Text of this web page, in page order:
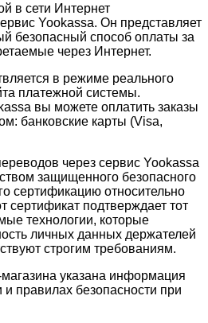
в сети Интернет
Yookassa. Он представляет
безопасный способ оплаты за
через Интернет.
в режиме реального
платежной системы.
вы можете оплатить заказы
банковские карты (Visa,
через сервис Yookassa
защищенного безопасного
сертификацию относительно
сертификат подтверждает тот
технологии, которые
личных данных держателей
строгим требованиям.
указана информация
и правилах безопасности при